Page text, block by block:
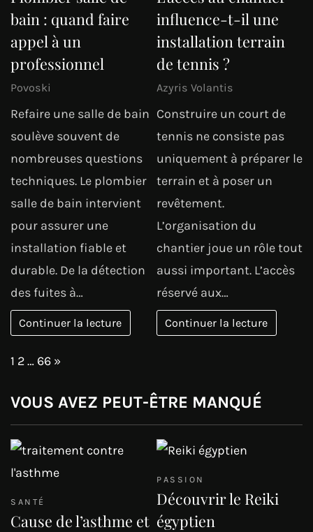
bain : quand faire
appel à un
professionnel
Povoski
Refaire une salle de bain
soulève souvent de
nombreuses questions
techniques. Le plombier
salle de bain intervient
pour assurer une
installation fiable et
durable. De la détection
des fuites à…
Continuer la lecture
influence-t-il une
installation terrain
de tennis ?
Azyris Volantis
Construire un court de
tennis ne consiste pas
uniquement à préparer le
terrain et à poser un
revêtement.
L’organisation du
chantier joue un rôle tout
aussi important. L’accès
réservé aux…
Continuer la lecture
Page:
1 2… 66 Next
»
VOUS AVEZ PEUT-ÊTRE MANQUÉ
SANTÉ
Cause de l’asthme et
PASSION
Découvrir le Reiki
égyptien